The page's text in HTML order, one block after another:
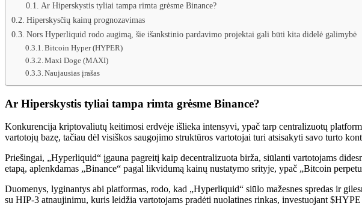
Ar Hiperskystis tyliai tampa rimta grėsme Binance?
Hiperskysčių kainų prognozavimas
Nors Hyperliquid rodo augimą, šie išankstinio pardavimo projektai gali būti kita didelė galimybė
Bitcoin Hyper (HYPER)
Maxi Doge (MAXI)
Naujausias įrašas
Ar Hiperskystis tyliai tampa rimta grėsme Binance?
Konkurencija kriptovaliutų keitimosi erdvėje išlieka intensyvi, ypač tarp centralizuotų
vartotojų bazę, tačiau dėl visiškos saugojimo struktūros vartotojai turi atsisakyti savo turto
Priešingai, „Hyperliquid“ įgauna pagreitį kaip decentralizuota birža, siūlanti vartotojams
etapą, aplenkdamas „Binance“ pagal likvidumą kainų nustatymo srityje, ypač „Bitcoin
Duomenys, lyginantys abi platformas, rodo, kad „Hyperliquid“ siūlo mažesnes spredas ir
su HIP-3 atnaujinimu, kuris leidžia vartotojams pradėti nuolatines rinkas, investuojant $HYPE